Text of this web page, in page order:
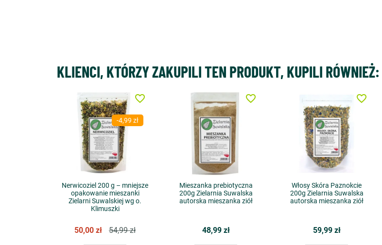
KLIENCI, KTÓRZY ZAKUPILI TEN PRODUKT, KUPILI RÓWNIEŻ:
-4,99 zł
Nerwicoziel 200 g – mniejsze
opakowanie mieszanki
Zielarni Suwalskiej wg o.
Klimuszki
50,00 zł 54,99 zł
favorite_border
Mieszanka prebiotyczna
200g Zielarnia Suwalska
autorska mieszanka ziół
48,99 zł
favorite_border
Włosy Skóra Paznokcie
200g Zielarnia Suwalska
autorska mieszanka ziół
59,99 zł
favorite_border